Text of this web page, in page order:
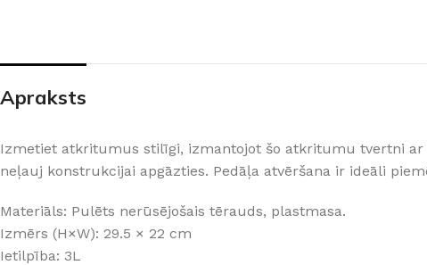
Šķidrās tapetes
Ekoloģisks un videi draudzīgs
risinājums
Sīkāk
ŠĶIDRĀS TAPETES
Victoria du Monde kolekcijas
Piedevas (lakas, spīdumi un tml.)
PALĪGINSTRUMENTI
Lāpstiņas
Apmetums
telpām
Sīkāk
Gruntis un Lakas
Krāsas
Gumijas krāsa
Apraksts
Izmetiet atkritumus stilīgi, izmantojot šo atkritumu tvertni
neļauj konstrukcijai apgāzties. Pedāļa atvēršana ir ideāli
Materiāls: Pulēts nerūsējošais tērauds, plastmasa.
Izmērs (H×W): 29.5 × 22 cm
Ietilpība: 3L